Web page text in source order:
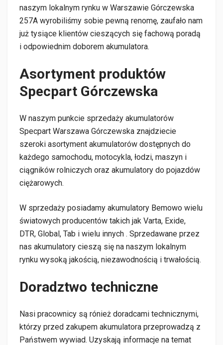
naszym lokalnym rynku w Warszawie Górczewska
257A wyrobiliśmy sobie pewną renomę, zaufało nam
już tysiące klientów cieszących się fachową poradą
i odpowiednim doborem akumulatora.
Asortyment produktów
Specpart Górczewska
W naszym punkcie sprzedaży akumulatorów
Specpart Warszawa Górczewska znajdziecie
szeroki asortyment akumulatorów dostępnych do
każdego samochodu, motocykla, łodzi, maszyn i
ciągników rolniczych oraz akumulatory do pojazdów
ciężarowych.
W sprzedaży posiadamy akumulatory Bemowo wielu
światowych producentów takich jak Varta, Exide,
DTR, Global, Tab i wielu innych . Sprzedawane przez
nas akumulatory cieszą się na naszym lokalnym
rynku wysoką jakością, niezawodnością i trwałością.
Doradztwo techniczne
Nasi pracownicy są rónież doradcami technicznymi,
którzy przed zakupem akumulatora przeprowadzą z
Państwem wywiad. Uzyskają informacje na temat